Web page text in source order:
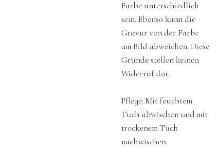
Farbe unterschiedlich
sein. Ebenso kann die
Gravur von der Farbe
am Bild abweichen. Diese
Gründe stellen keinen
Widerruf dar.
Pflege: Mit feuchtem
Tuch abwischen und mit
trockenem Tuch
nachwischen.